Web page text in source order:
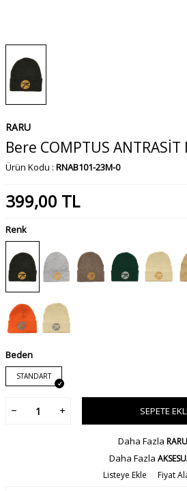
RARU
Bere COMPTUS ANTRASİT
Ürün Kodu : RNAB101-23M-0
399,00 TL
Renk
Beden
STANDART
SEPETE
Daha Fazla RARU
Daha Fazla
Listeye Ekle
Fiyat